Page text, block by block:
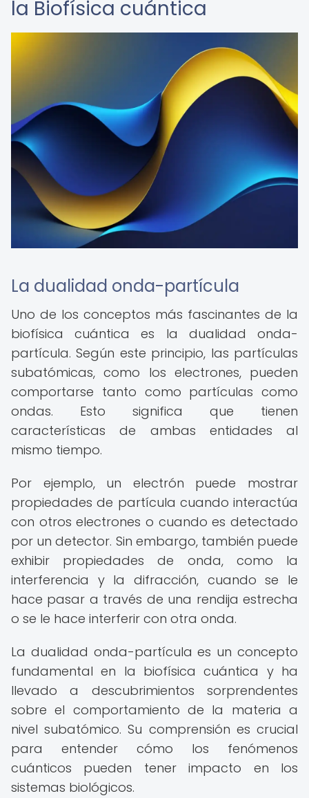
la Biofísica cuántica
La dualidad onda-partícula
Uno de los conceptos más fascinantes de la
biofísica cuántica es la dualidad onda-
partícula. Según este principio, las partículas
subatómicas, como los electrones, pueden
comportarse tanto como partículas como
ondas. Esto significa que tienen
características de ambas entidades al
mismo tiempo.
Por ejemplo, un electrón puede mostrar
propiedades de partícula cuando interactúa
con otros electrones o cuando es detectado
por un detector. Sin embargo, también puede
exhibir propiedades de onda, como la
interferencia y la difracción, cuando se le
hace pasar a través de una rendija estrecha
o se le hace interferir con otra onda.
La dualidad onda-partícula es un concepto
fundamental en la biofísica cuántica y ha
llevado a descubrimientos sorprendentes
sobre el comportamiento de la materia a
nivel subatómico. Su comprensión es crucial
para entender cómo los fenómenos
cuánticos pueden tener impacto en los
sistemas biológicos.